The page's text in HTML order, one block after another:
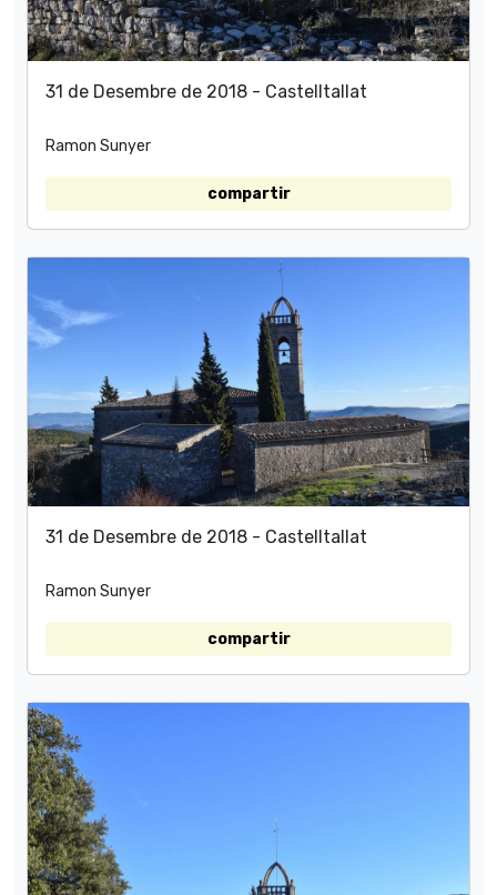
31 de Desembre de 2018 - Castelltallat
Ramon Sunyer
compartir
31 de Desembre de 2018 - Castelltallat
Ramon Sunyer
compartir